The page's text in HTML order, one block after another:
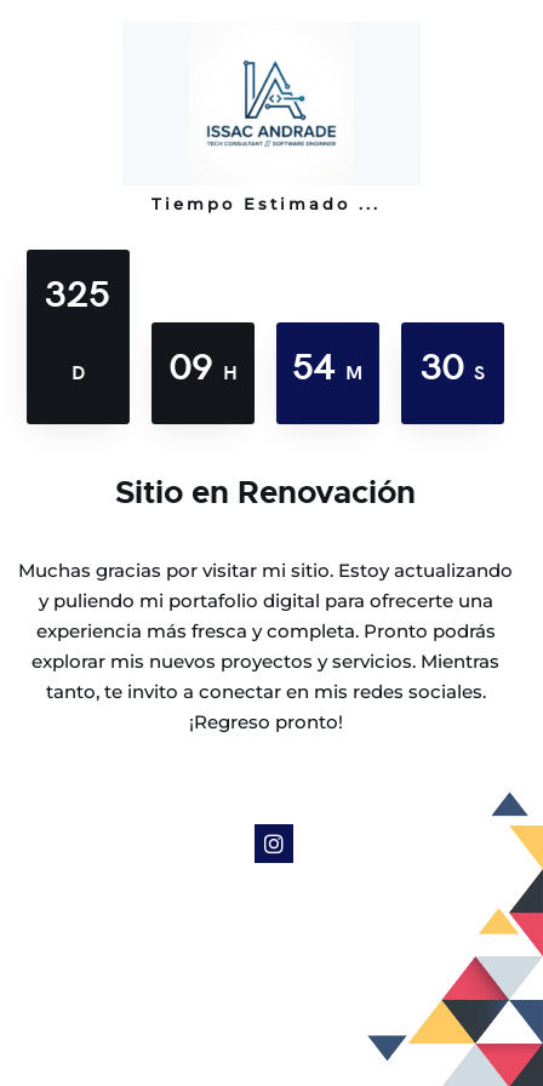
Tiempo Estimado ...
325
D 09 H 54 M 30 S
Sitio en Renovación
Muchas gracias por visitar mi sitio. Estoy actualizando
y puliendo mi portafolio digital para ofrecerte una
experiencia más fresca y completa. Pronto podrás
explorar mis nuevos proyectos y servicios. Mientras
tanto, te invito a conectar en mis redes sociales.
¡Regreso pronto!